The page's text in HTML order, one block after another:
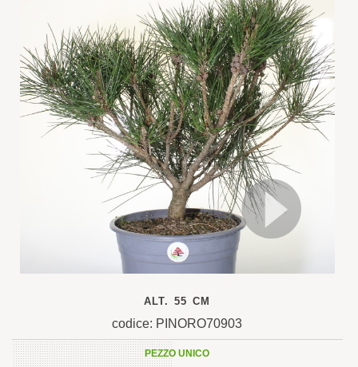
ALT. 55 CM
codice: PINORO70903
PEZZO UNICO